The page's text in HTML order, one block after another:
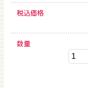
税込価格
数量